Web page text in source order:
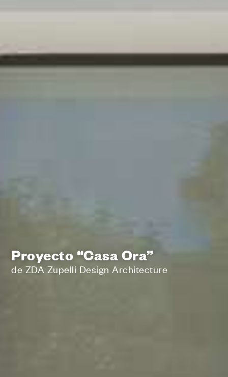
Proyecto “Casa Ora”
de ZDA Zupelli Design Architecture